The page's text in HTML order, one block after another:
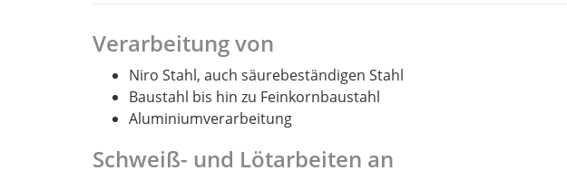
Verarbeitung von
Niro Stahl, auch säurebeständigen Stahl
Baustahl bis hin zu Feinkornbaustahl
Aluminiumverarbeitung
Schweiß- und Lötarbeiten an